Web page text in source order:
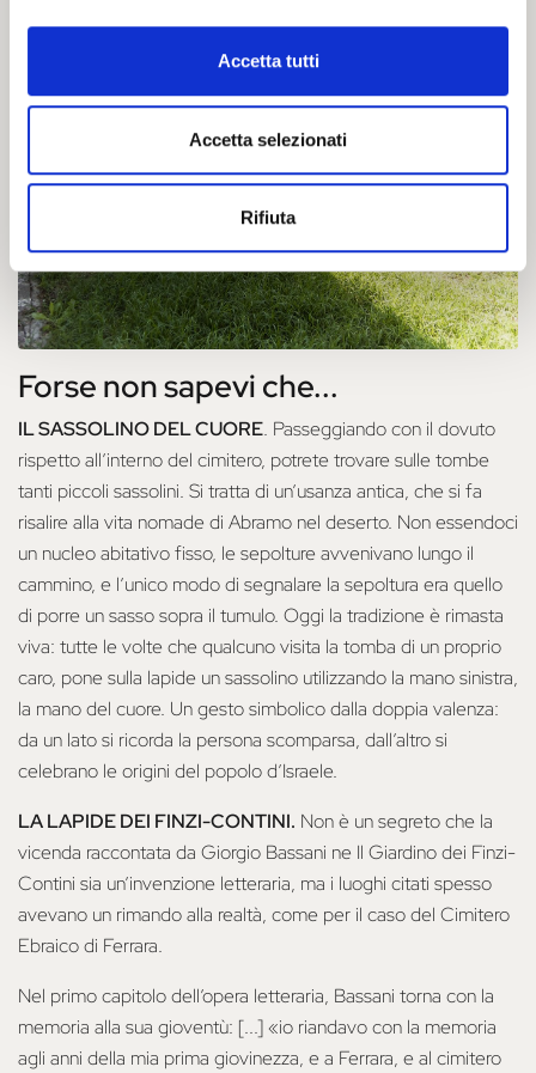
Accetta tutti
Accetta selezionati
Rifiuta
Forse non sapevi che...
IL SASSOLINO DEL CUORE. Passeggiando con il dovuto
rispetto all’interno del cimitero, potrete trovare sulle tombe
tanti piccoli sassolini. Si tratta di un’usanza antica, che si fa
risalire alla vita nomade di Abramo nel deserto. Non essendoci
un nucleo abitativo fisso, le sepolture avvenivano lungo il
cammino, e l’unico modo di segnalare la sepoltura era quello
di porre un sasso sopra il tumulo. Oggi la tradizione è rimasta
viva: tutte le volte che qualcuno visita la tomba di un proprio
caro, pone sulla lapide un sassolino utilizzando la mano sinistra,
la mano del cuore. Un gesto simbolico dalla doppia valenza:
da un lato si ricorda la persona scomparsa, dall’altro si
celebrano le origini del popolo d’Israele.
LA LAPIDE DEI FINZI-CONTINI. Non è un segreto che la
vicenda raccontata da Giorgio Bassani ne Il Giardino dei Finzi-
Contini sia un’invenzione letteraria, ma i luoghi citati spesso
avevano un rimando alla realtà, come per il caso del Cimitero
Ebraico di Ferrara.
Nel primo capitolo dell’opera letteraria, Bassani torna con la
memoria alla sua gioventù: [...] «io riandavo con la memoria
agli anni della mia prima giovinezza, e a Ferrara, e al cimitero